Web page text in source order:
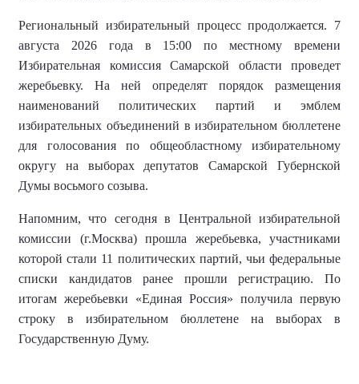
Региональный избирательный процесс продолжается. 7
августа 2026 года в 15:00 по местному времени
Избирательная комиссия Самарской области проведет
жеребьевку. На ней определят порядок размещения
наименований политических партий и эмблем
избирательных объединений в избирательном бюллетене
для голосования по общеобластному избирательному
округу на выборах депутатов Самарской Губернской
Думы восьмого созыва.
Напомним, что сегодня в Центральной избирательной
комиссии (г.Москва) прошла жеребьевка, участниками
которой стали 11 политических партий, чьи федеральные
списки кандидатов ранее прошли регистрацию. По
итогам жеребьевки «Единая Россия» получила первую
строку в избирательном бюллетене на выборах в
Государственную Думу.